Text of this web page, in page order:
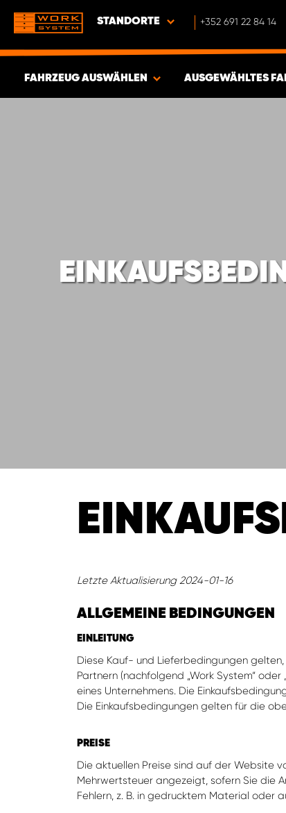
STANDORTE +352 691 22 84 14
FAHRZEUG AUSWÄHLEN AUSGEWÄHLTES
Letzte Aktualisierung 2024-01-16
ALLGEMEINE BEDINGUNGEN
EINLEITUNG
Diese Kauf- und Lieferbedingungen
Partnern (nachfolgend „Work System“
eines Unternehmens. Die
Die Einkaufsbedingungen gelten für die
PREISE
Die aktuellen Preise sind auf der Website
Mehrwertsteuer angezeigt, sofern Sie die
Fehlern, z. B. in gedrucktem Material oder